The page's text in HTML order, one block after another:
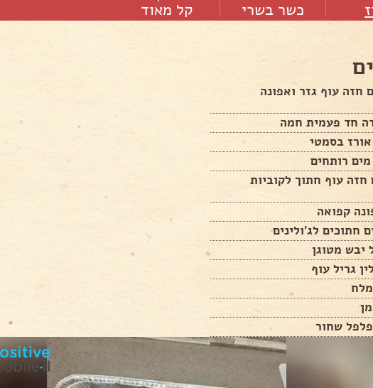
כשר בשרי קל מאוד
חזה עוף גזר ואפונה
חד פעמית חמה
חזה עוף חתוך לקוביות
שחור